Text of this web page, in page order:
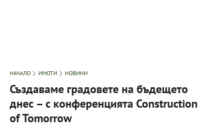
НАЧАЛО ИМОТИ НОВИНИ
Създаваме градовете на бъдещето
днес – с конференцията Construction
of Tomorrow